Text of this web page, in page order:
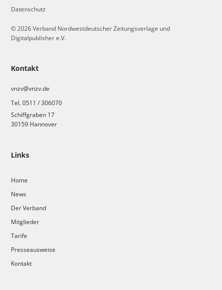
Links
Home
News
Der Verband
Mitglieder
Tarife
Presseausweise
Kontakt
Kontakt
vnzv@vnzv.de
Tel. 0511 / 306070
Schiffgraben 17
30159 Hannover
Datenschutz
© 2026 Verband Nordwestdeutscher Zeitungsverlage und
Digitalpublisher e.V.